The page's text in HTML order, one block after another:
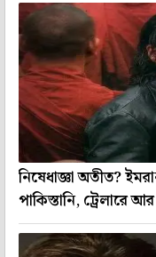
নিষেধাজ্ঞা অতীত?
পাকিস্তানি, ট্রেলারে